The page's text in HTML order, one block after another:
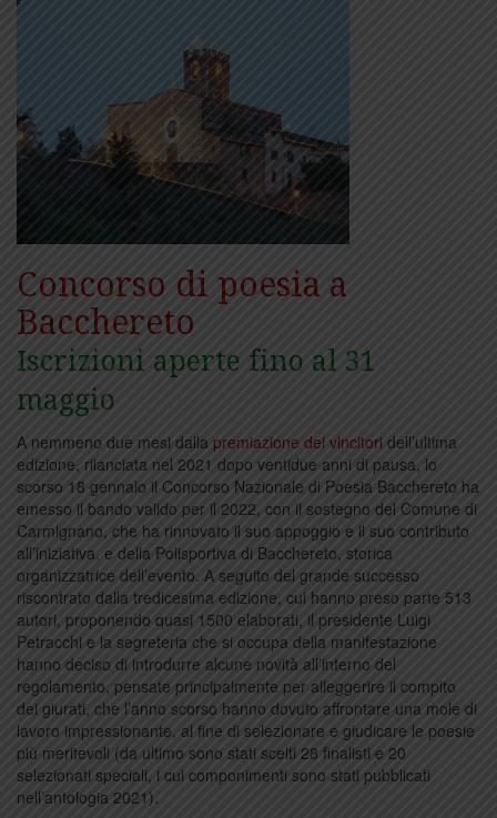
Concorso di poesia a
Bacchereto
Iscrizioni aperte fino al 31
maggio
A nemmeno due mesi dalla premiazione dei vincitori dell’ultima
edizione, rilanciata nel 2021 dopo ventidue anni di pausa, lo
scorso 18 gennaio il Concorso Nazionale di Poesia Bacchereto ha
emesso il bando valido per il 2022, con il sostegno del Comune di
Carmignano, che ha rinnovato il suo appoggio e il suo contributo
all’iniziativa, e della Polisportiva di Bacchereto, storica
organizzatrice dell’evento. A seguito del grande successo
riscontrato dalla tredicesima edizione, cui hanno preso parte 513
autori, proponendo quasi 1500 elaborati, il presidente Luigi
Petracchi e la segreteria che si occupa della manifestazione
hanno deciso di introdurre alcune novità all’interno del
regolamento, pensate principalmente per alleggerire il compito
dei giurati, che l’anno scorso hanno dovuto affrontare una mole di
lavoro impressionante, al fine di selezionare e giudicare le poesie
più meritevoli (da ultimo sono stati scelti 28 finalisti e 20
selezionati speciali, i cui componimenti sono stati pubblicati
nell’antologia 2021).